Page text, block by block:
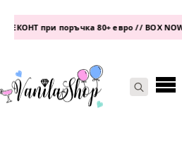
при поръчка 80+ евро // BOX NOW